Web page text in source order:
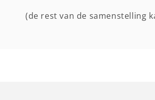
(de rest van de samenstelling